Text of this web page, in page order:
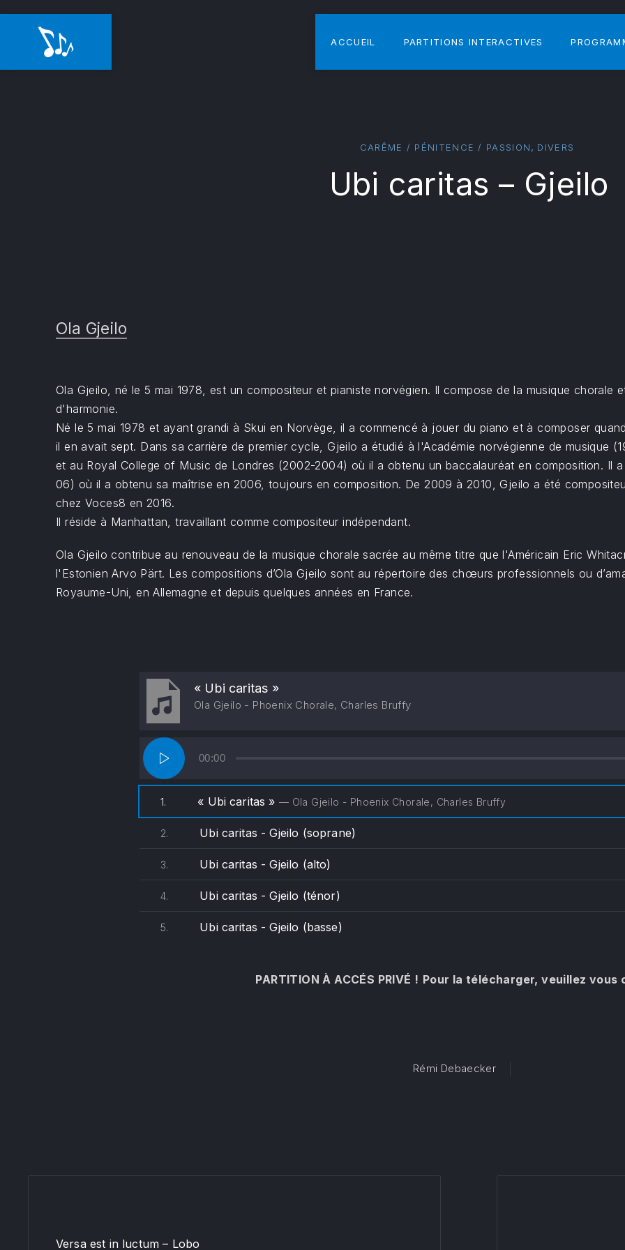
ACCUEIL PARTITIONS INTERACTIVES
CARÊME / PÉNITENCE / PASSION, DIVERS
Ubi caritas – Gjeilo
Ola Gjeilo
Ola Gjeilo, né le 5 mai 1978, est un compositeur et pianiste norvégien. Il compose de la musique chorale
d'harmonie.
Né le 5 mai 1978 et ayant grandi à Skui en Norvège, il a commencé à jouer du piano et à composer
il en avait sept. Dans sa carrière de premier cycle, Gjeilo a étudié à l'Académie norvégienne de musique
et au Royal College of Music de Londres (2002-2004) où il a obtenu un baccalauréat en composition. Il
06) où il a obtenu sa maîtrise en 2006, toujours en composition. De 2009 à 2010, Gjeilo a été
chez Voces8 en 2016.
Il réside à Manhattan, travaillant comme compositeur indépendant.
Ola Gjeilo contribue au renouveau de la musique chorale sacrée au même titre que l'Américain Eric
l'Estonien Arvo Pärt. Les compositions d’Ola Gjeilo sont au répertoire des chœurs professionnels ou
Royaume-Uni, en Allemagne et depuis quelques années en France.
« Ubi caritas »
Ola Gjeilo - Phoenix Chorale, Charles Bruffy
Lecteur
audio
00:00
1. « Ubi caritas » — Ola Gjeilo - Phoenix Chorale, Charles Bruffy
2. Ubi caritas - Gjeilo (soprane)
3. Ubi caritas - Gjeilo (alto)
4. Ubi caritas - Gjeilo (ténor)
5. Ubi caritas - Gjeilo (basse)
PARTITION À ACCÉS PRIVÉ ! Pour la télécharger,veuillez vous
Rémi Debaecker
Versa est in luctum – Lobo